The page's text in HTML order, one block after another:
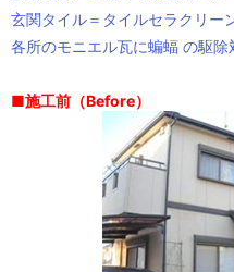
玄関タイル＝タイルセラクリー
各所のモニエル瓦に蝙蝠 の駆除
■施工前（Before）